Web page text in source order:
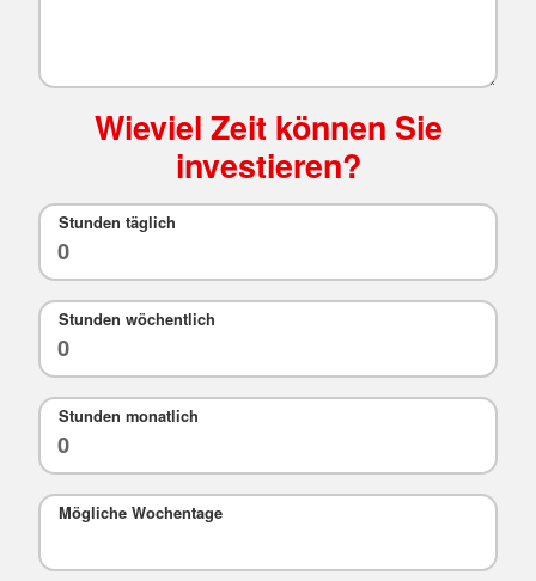
Wieviel Zeit können Sie
investieren?
Stunden täglich
Stunden wöchentlich
Stunden monatlich
Mögliche Wochentage